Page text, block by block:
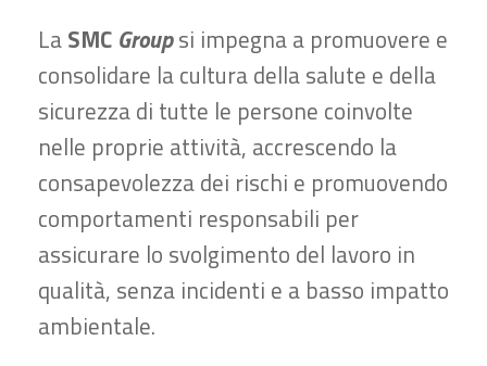
LaSMC Groupsi impegna a promuovere e
consolidare la cultura della salute e della
sicurezza di tutte le persone coinvolte
nelle proprie attività, accrescendo la
consapevolezza dei rischi e promuovendo
comportamenti responsabili per
assicurare lo svolgimento del lavoro in
qualità, senza incidenti e a basso impatto
ambientale.